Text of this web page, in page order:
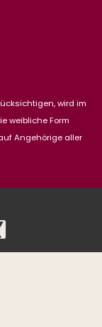
wird im
weibliche Form
Angehörige aller